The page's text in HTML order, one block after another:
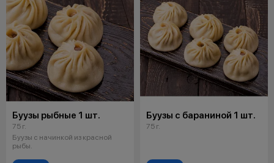
Буузы рыбные 1 шт.
75 г.
Буузы с начинкой из красной
рыбы.
Буузы с бараниной 1 шт.
75 г.